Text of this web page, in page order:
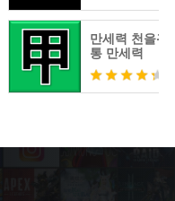
만세력 천을귀
통 만세력